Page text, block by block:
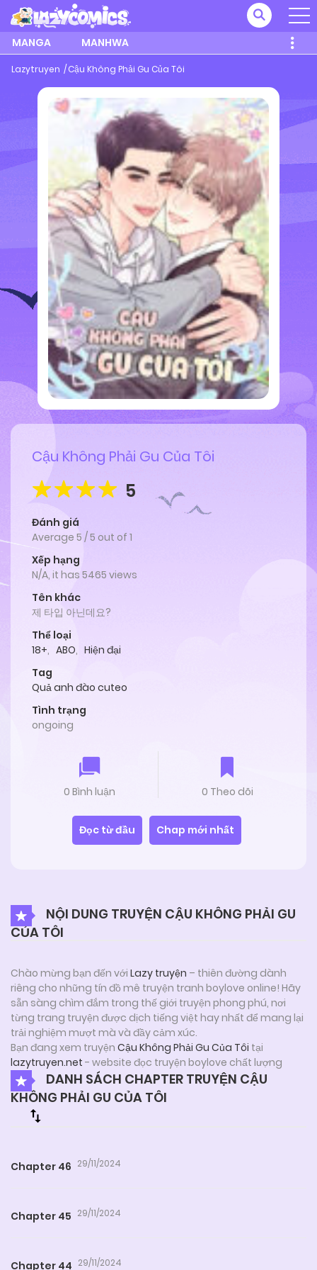
MANGA MANHWA
Lazytruyen Cậu Không Phải Gu Của Tôi
Cậu Không Phải Gu Của Tôi
5
Đánh giá
Average 5 /5 out of 1
Xếp hạng
N/A, it has 5465 views
Tên khác
제 타입 아닌데요?
Thể loại
18+, ABO, Hiện đại
Tag
Quả anh đào cuteo
Tình trạng
ongoing
0 Bình luận 0 Theo dõi
Đọc từ đầu Chap mới nhất
NỘI DUNG TRUYỆN CẬU KHÔNG PHẢI GU
CỦA TÔI
Chào mừng bạn đến với Lazy truyện – thiên đường dành
riêng cho những tín đồ mê truyện tranh boylove online! Hãy
sẵn sàng chìm đắm trong thế giới truyện phong phú, nơi
từng trang truyện được dịch tiếng việt hay nhất để mang lại
trải nghiệm mượt mà và đầy cảm xúc.
Bạn đang xem truyện Cậu Không Phải Gu Của Tôi tại
lazytruyen.net - website đọc truyện boylove chất lượng
DANH SÁCH CHAPTER TRUYỆN CẬU
KHÔNG PHẢI GU CỦA TÔI
Chapter 46 29/11/2024
Chapter 45 29/11/2024
Chapter 44 29/11/2024